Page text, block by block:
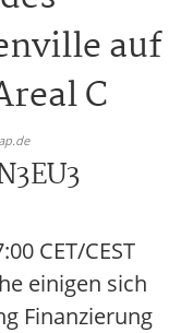
auf
C
CET/CEST
einigen sich
Finanzierung